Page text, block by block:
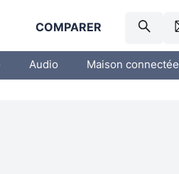
COMPARER
Audio Maison connectée